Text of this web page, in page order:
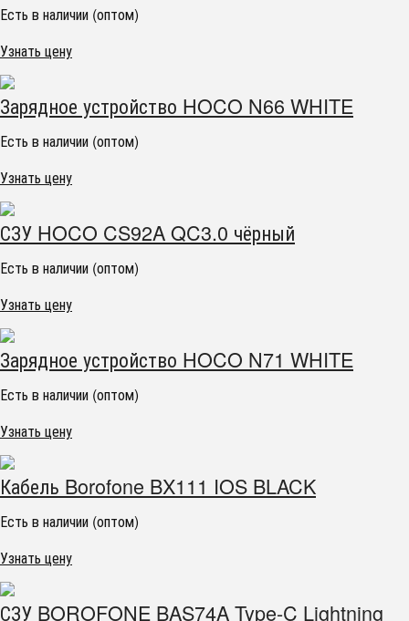
Есть в наличии (оптом)
Узнать цену
Зарядное устройство HOCO N66 WHITE
Есть в наличии (оптом)
Узнать цену
СЗУ HOCO CS92A QC3.0 чёрный
Есть в наличии (оптом)
Узнать цену
Зарядное устройство HOCO N71 WHITE
Есть в наличии (оптом)
Узнать цену
Кабель Borofone BX111 IOS BLACK
Есть в наличии (оптом)
Узнать цену
СЗУ BOROFONE BAS74A Type-C Lightning